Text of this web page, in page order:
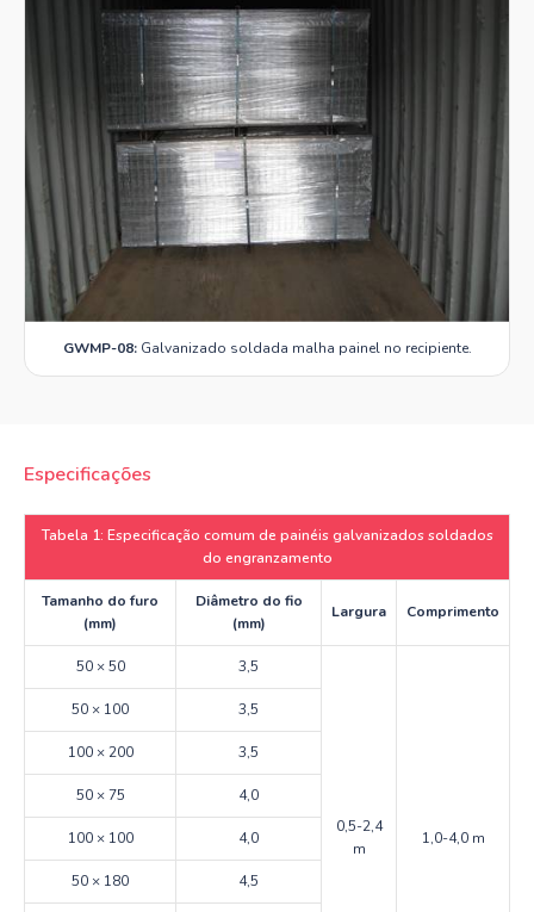
GWMP-08:Galvanizado soldada malha painel no recipiente.
Especificações
Tabela 1: Especificação comum de painéis galvanizados soldados
do engranzamento
Tamanho do furo
(mm)
Diâmetro do fio
(mm)
Largura Comprimento
50 × 50 3,5
0,5-2,4
m
1,0-4,0 m
50 × 100 3,5
100 × 200 3,5
50 × 75 4,0
100 × 100 4,0
50 × 180 4,5